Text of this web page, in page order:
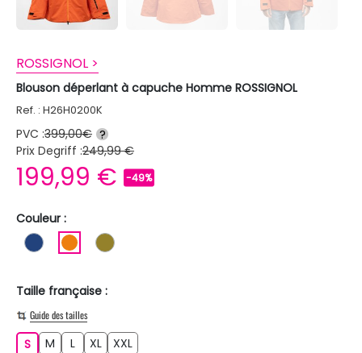
ROSSIGNOL >
Blouson déperlant à capuche Homme ROSSIGNOL
Ref. : H26H0200K
PVC :399,00€ ?
Prix Degriff :249,99 €
199,99 € -49%
Couleur :
BLEU FONCE
ORANGEKAKI
Taille française :
Guide des tailles
SS M L XL XXL